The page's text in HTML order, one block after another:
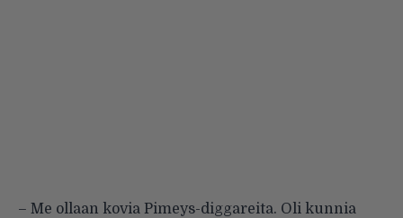
– Me ollaan kovia Pimeys-diggareita. Oli kunnia